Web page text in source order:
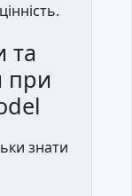
та
при
знати